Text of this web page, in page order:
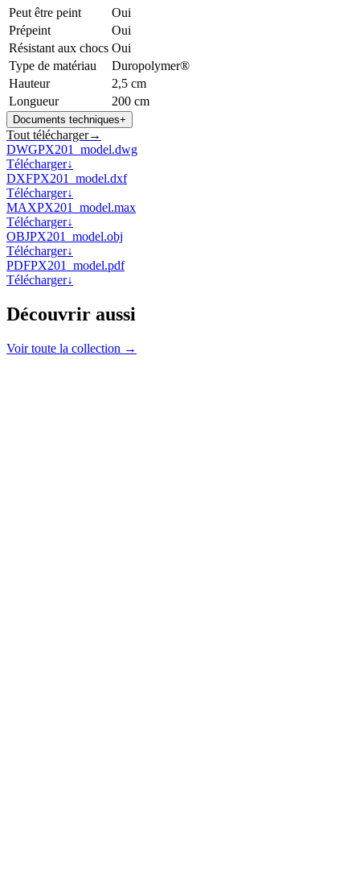
Peut être peint
Oui
Prépeint
Oui
Résistant aux chocs Oui
Type de matériau
Duropolymer®
Hauteur
2,5 cm
Longueur
200 cm
Documents techniques+
Tout télécharger→
DWGPX201_model.dwg
Télécharger↓
DXFPX201_model.dxf
Télécharger↓
MAXPX201_model.max
Télécharger↓
OBJPX201_model.obj
Télécharger↓
PDFPX201_model.pdf
Télécharger↓
Découvrir aussi
Voir toute la collection →